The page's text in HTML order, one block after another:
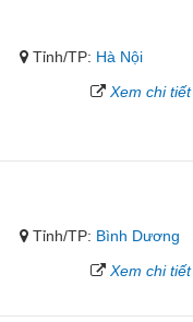
Tỉnh/TP: Hà Nội
Xem chi tiết
Tỉnh/TP: Bình Dương
Xem chi tiết